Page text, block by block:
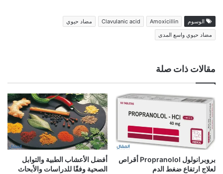
الوسوم Amoxicillin
Clavulanic acid
مضاد حيوي
مضاد حيوي واسع المدى
مقالات ذات صلة
بروبرانولول Propranolol أقراص
لعلاج ارتفاع ضغط الدم
أفضل الأعشاب الطبية والتوابل
الصحية وفقًا للدراسات والأبحاث